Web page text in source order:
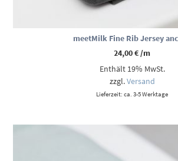
meetMilk Fine Rib Jersey
24,00€/m
Enthält 19% MwSt.
zzgl.Versand
Lieferzeit: ca. 3-5 Werktage